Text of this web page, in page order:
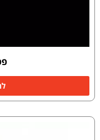
פסי האטה
למידע נוסף